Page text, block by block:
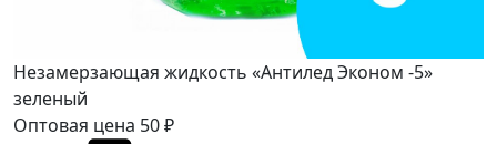
Незамерзающая жидкость «Антилед Эконом -5»
зеленый
Оптовая цена 50₽